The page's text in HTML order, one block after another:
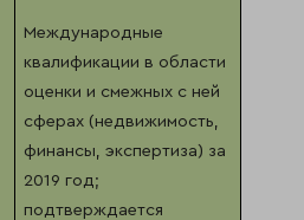
Международные
квалификации в области
оценки и смежных с ней
сферах (недвижимость,
финансы, экспертиза) за
2019 год;
подтверждается